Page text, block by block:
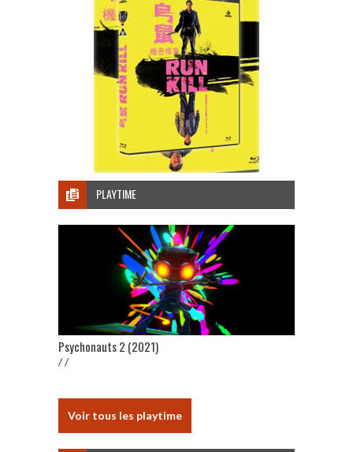
PLAYTIME
Psychonauts 2 (2021)
/ /
Voir tous les playtime